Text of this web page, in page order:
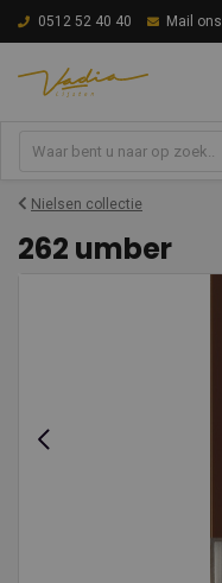
0512 52 40 40 Mail ons
Nielsen collectie
262 umber